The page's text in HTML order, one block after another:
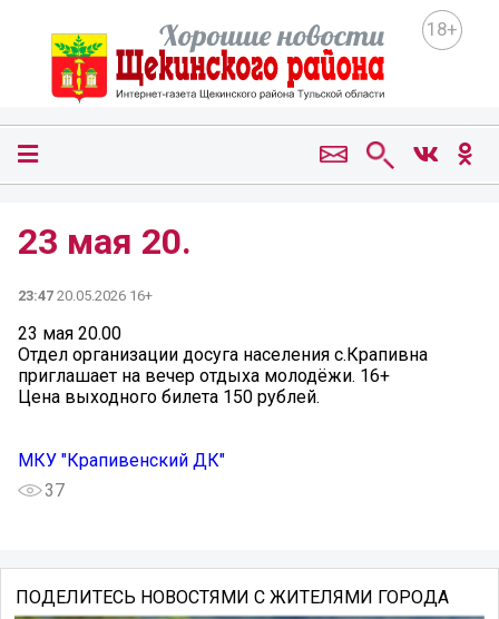
18+
23 мая 20.
23:47 20.05.2026 16+
23 мая 20.00
Отдел организации досуга населения с.Крапивна
приглашает на вечер отдыха молодёжи. 16+
Цена выходного билета 150 рублей.
МКУ "Крапивенский ДК"
37
ПОДЕЛИТЕСЬ НОВОСТЯМИ С ЖИТЕЛЯМИ ГОРОДА